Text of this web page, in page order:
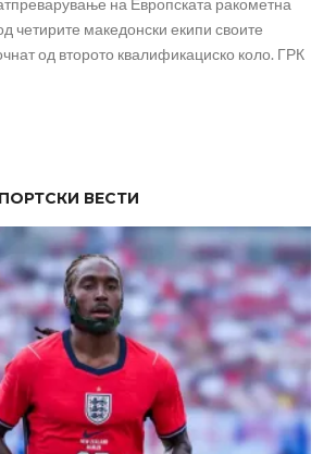
на Европската ракометна
четирите македонски екипи своите
од второто квалификациско коло. ГРК
ВЕСТИ